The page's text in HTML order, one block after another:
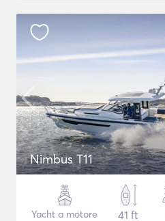
Nimbus T11
Yacht a motore
41 ft